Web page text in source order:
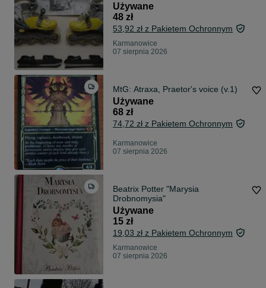
Używane
48 zł
53,92 zł z Pakietem Ochronnym
Karmanowice
07 sierpnia 2026
MtG: Atraxa, Praetor's voice (v.1)
Używane
68 zł
74,72 zł z Pakietem Ochronnym
Karmanowice
07 sierpnia 2026
Beatrix Potter "Marysia
Drobnomysia"
Używane
15 zł
19,03 zł z Pakietem Ochronnym
Karmanowice
07 sierpnia 2026